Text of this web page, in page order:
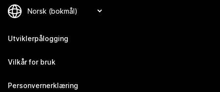
Utviklerpålogging
Vilkår for bruk
Personvernerklæring